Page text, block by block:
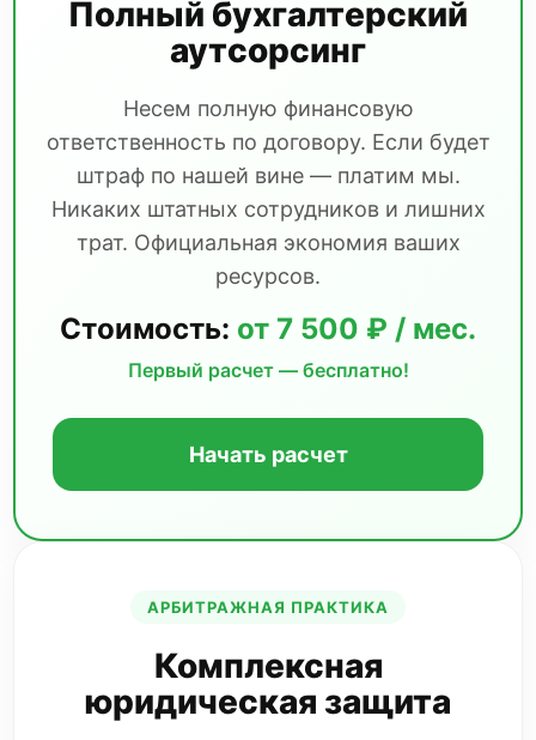
Полный бухгалтерский
аутсорсинг
Несем полную финансовую
ответственность по договору. Если будет
штраф по нашей вине — платим мы.
Никаких штатных сотрудников и лишних
трат. Официальная экономия ваших
ресурсов.
Стоимость: от 7 500 ₽ / мес.
Первый расчет — бесплатно!
Начать расчет
АРБИТРАЖНАЯ ПРАКТИКА
Комплексная
юридическая защита